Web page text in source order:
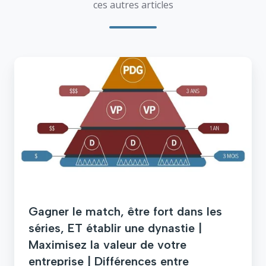
ces autres articles
les
séries,
une
dynastie
Maximisez
Gagner le match, être fort dans les
séries, ET établir une dynastie |
Maximisez la valeur de votre
entreprise | Différences entre